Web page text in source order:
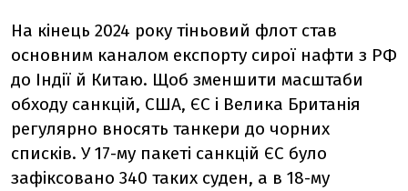
На кінець 2024 року тіньовий флот став
основним каналом експорту сирої нафти з РФ
до Індії й Китаю. Щоб зменшити масштаби
обходу санкцій, США, ЄС і Велика Британія
регулярно вносять танкери до чорних
списків. У 17-му пакеті санкцій ЄС було
зафіксовано 340 таких суден, а в 18-му